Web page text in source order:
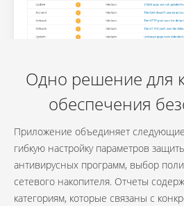
Одно решение для
обеспечения
Приложение объединяет следующие
гибкую настройку параметров
антивирусных программ, выбор
сетевого накопителя. Отчеты
категориям, которые связаны с